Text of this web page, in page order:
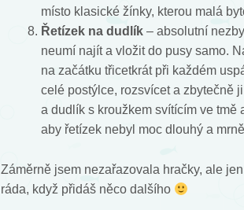
místo klasické žínky, kterou malá
Řetízek na dudlík– absolutní
neumí najít a vložit do pusy samo.
na začátku třicetkrát při každém
celé postýlce, rozsvícet a zbytečně
a dudlík s kroužkem svítícím ve tmě
aby řetízek nebyl moc dlouhý a
Záměrně jsem nezařazovala hračky, ale
ráda, když přidáš něco dalšího